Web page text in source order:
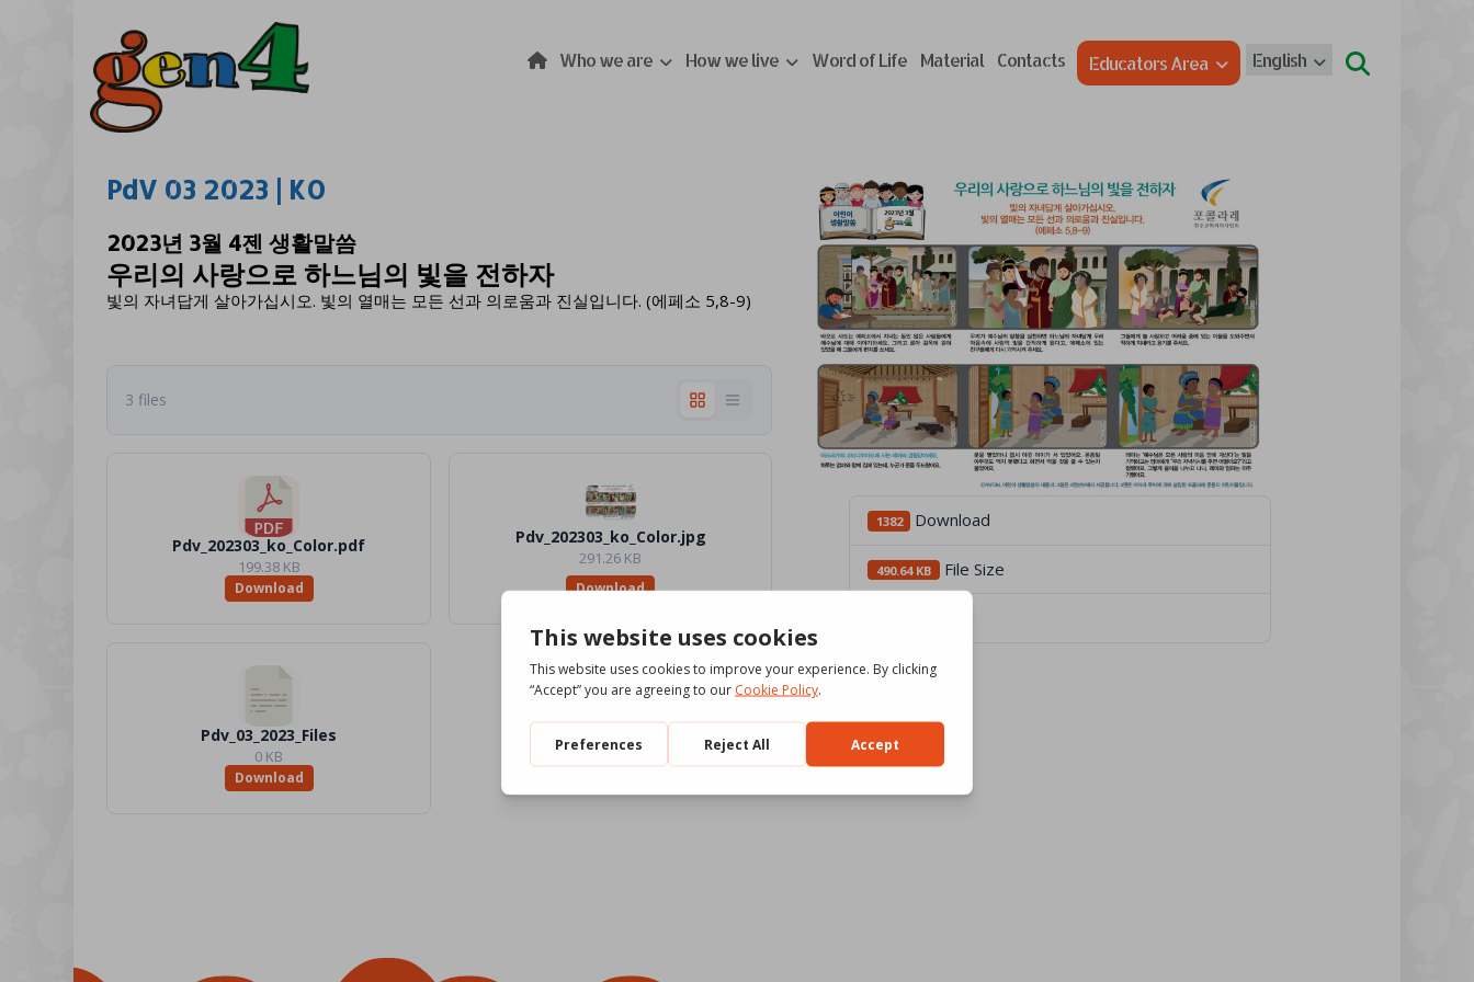
Who we are How we live Word of Life Material Contacts Educators Area English
PdV 03 2023 | KO
2023년 3월 4젠 생활말씀
우리의 사랑으로 하느님의 빛을 전하자
빛의 자녀답게 살아가십시오. 빛의 열매는 모든 선과 의로움과 진실입니다. (에페소 5,8-9)
3 files
Pdv_202303_ko_Color.pdf
199.38 KB
Download
Pdv_202303_ko_Color.jpg
291.26 KB
Download
Pdv_03_2023_Files
0 KB
Download
1382 Download
490.64 KB File Size